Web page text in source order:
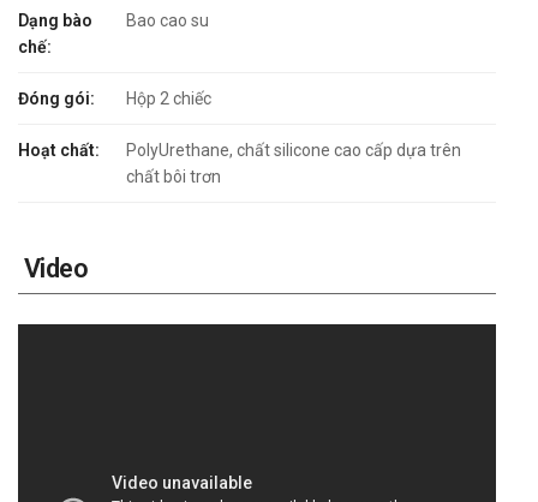
Dạng bào
chế:
Bao cao su
Đóng gói: Hộp 2 chiếc
Hoạt chất:
PolyUrethane, chất silicone cao cấp dựa trên
chất bôi trơn
Video